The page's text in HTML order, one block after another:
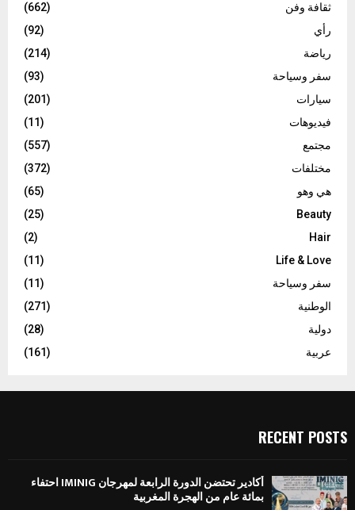
ثقافة وفن
(662)
رأي
(92)
رياضة
(214)
سفر وسياحة
(93)
سيارات
(201)
فيديوهات
(11)
مجتمع
(557)
مختلفات
(372)
هي وهو
(65)
Beauty
(25)
Hair
(2)
Life & Love
(11)
سفر وسياحة
(11)
الوطنية
(271)
دولية
(28)
عربية
(161)
RECENT POSTS
أكادير تحتضن الدورة الرابعة لمهرجان IMINIG احتفاء
بمائة عام من الهجرة المغربية